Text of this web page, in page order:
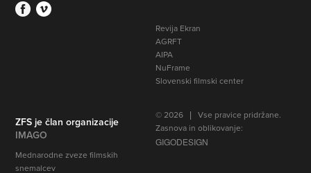
Revija Ekran
AGRFT
AIPA
NuFrame
Slovenski filmski center
ZFS je član organizacije
IMAGO
Mednarodne zveze filmskih
snemalcev
© 2026 | Vse pravice pridržane.
Zasnova in oblikovanje:
GIGODESIGN